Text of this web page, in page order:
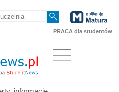
PRACA dla studentów